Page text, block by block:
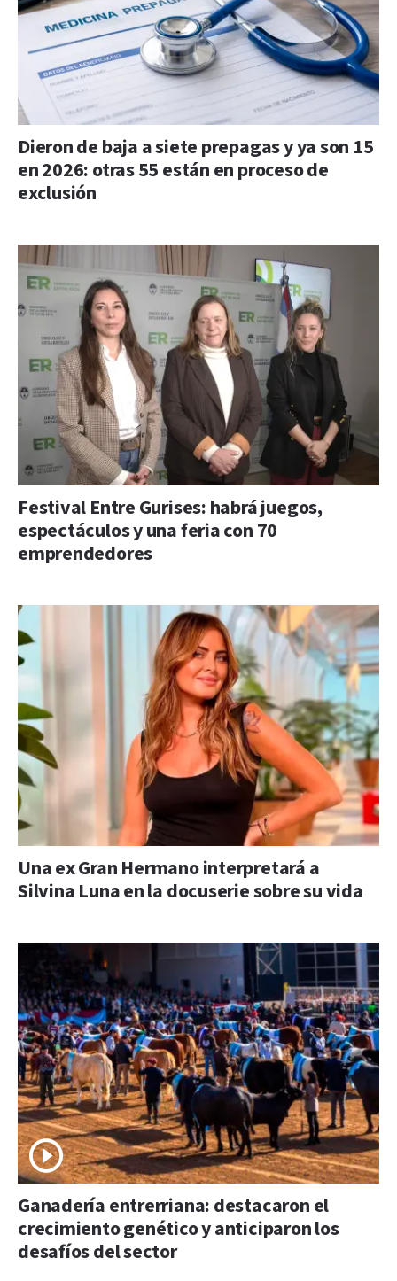
Dieron de baja a siete prepagas y ya son 15
en 2026: otras 55 están en proceso de
exclusión
Festival Entre Gurises: habrá juegos,
espectáculos y una feria con 70
emprendedores
Una ex Gran Hermano interpretará a
Silvina Luna en la docuserie sobre su vida
Ganadería entrerriana: destacaron el
crecimiento genético y anticiparon los
desafíos del sector